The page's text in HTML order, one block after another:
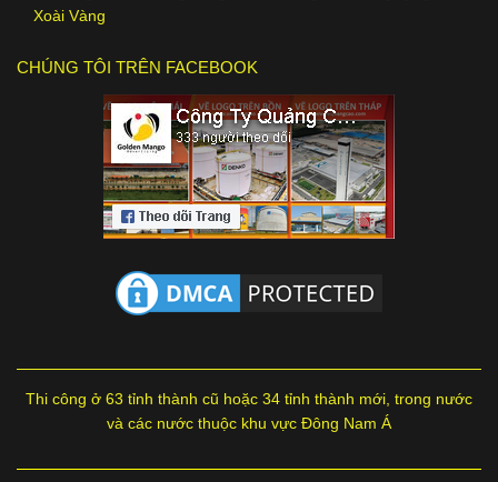
Xoài Vàng
CHÚNG TÔI TRÊN FACEBOOK
Thi công ở 63 tỉnh thành cũ hoặc 34 tỉnh thành mới, trong nước
và các nước thuộc khu vực Đông Nam Á